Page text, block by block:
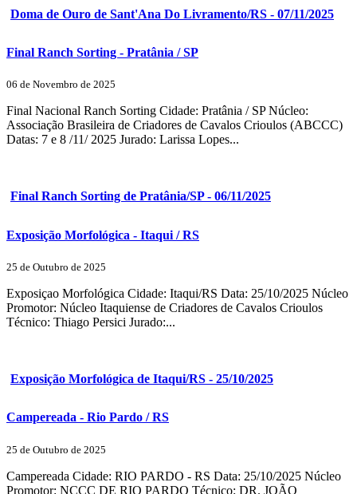
Doma de Ouro de Sant'Ana Do Livramento/RS - 07/11/2025
Final Ranch Sorting - Pratânia / SP
06 de Novembro de 2025
Final Nacional Ranch Sorting Cidade: Pratânia / SP Núcleo:
Associação Brasileira de Criadores de Cavalos Crioulos (ABCCC)
Datas: 7 e 8 /11/ 2025 Jurado: Larissa Lopes...
Final Ranch Sorting de Pratânia/SP - 06/11/2025
Exposição Morfológica - Itaqui / RS
25 de Outubro de 2025
Exposiçao Morfológica Cidade: Itaqui/RS Data: 25/10/2025 Núcleo
Promotor: Núcleo Itaquiense de Criadores de Cavalos Crioulos
Técnico: Thiago Persici Jurado:...
Exposição Morfológica de Itaqui/RS - 25/10/2025
Campereada - Rio Pardo / RS
25 de Outubro de 2025
Campereada Cidade: RIO PARDO - RS Data: 25/10/2025 Núcleo
Promotor: NCCC DE RIO PARDO Técnico: DR. JOÃO